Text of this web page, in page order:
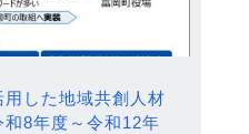
した地域共創人材
8年度～令和12年